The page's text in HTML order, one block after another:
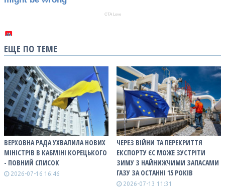
ЕЩЕ ПО ТЕМЕ
ВЕРХОВНА РАДА УХВАЛИЛА НОВИХ
МІНІСТРІВ В КАБМІНІ КОРЕЦЬКОГО
- ПОВНИЙ СПИСОК
2026-07-16 16:46
ЧЕРЕЗ ВІЙНИ ТА ПЕРЕКРИТТЯ
ЕКСПОРТУ ЄС МОЖЕ ЗУСТРІТИ
ЗИМУ З НАЙНИЖЧИМИ ЗАПАСАМИ
ГАЗУ ЗА ОСТАННІ 15 РОКІВ
2026-07-13 11:31